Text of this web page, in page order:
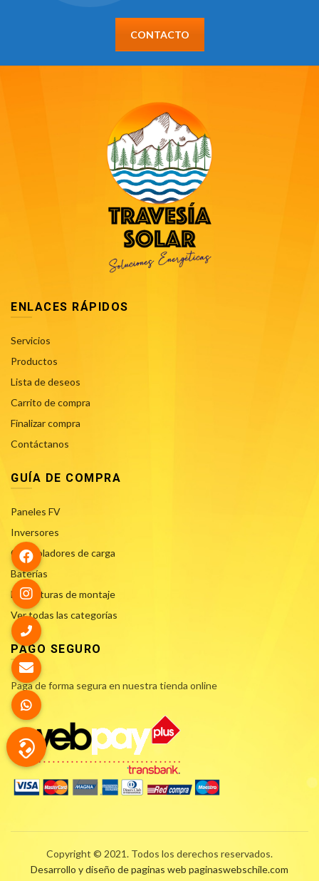
CONTACTO
ENLACES RÁPIDOS
Servicios
Productos
Lista de deseos
Carrito de compra
Finalizar compra
Contáctanos
GUÍA DE COMPRA
Paneles FV
Inversores
Controladores de carga
Baterías
Estructuras de montaje
Ver todas las categorías
PAGO SEGURO
Paga de forma segura en nuestra tienda online
Copyright © 2021. Todos los derechos reservados.
Desarrollo y diseño de paginas web paginaswebschile.com